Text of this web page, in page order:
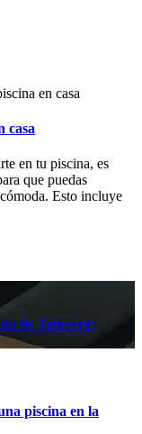
en casa
casa
en tu piscina, es
que puedas
Esto incluye
de Talavera:
piscina en la